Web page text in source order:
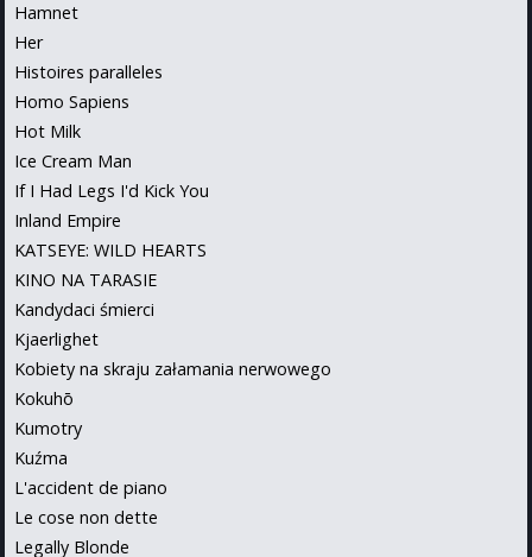
Hamnet
Her
Histoires paralleles
Homo Sapiens
Hot Milk
Ice Cream Man
If I Had Legs I'd Kick You
Inland Empire
KATSEYE: WILD HEARTS
KINO NA TARASIE
Kandydaci śmierci
Kjaerlighet
Kobiety na skraju załamania nerwowego
Kokuhō
Kumotry
Kuźma
L'accident de piano
Le cose non dette
Legally Blonde